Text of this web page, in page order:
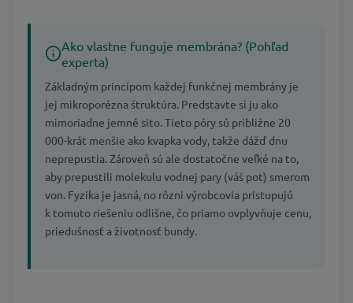
Ako vlastne funguje membrána? (Pohľad
experta)
Základným princípom každej funkčnej membrány je
jej mikroporézna štruktúra. Predstavte si ju ako
mimoriadne jemné sito. Tieto póry sú približne 20
000-krát menšie ako kvapka vody, takže dážď dnu
neprepustia. Zároveň sú ale dostatočne veľké na to,
aby prepustili molekulu vodnej pary (váš pot) smerom
von. Fyzika je jasná, no rôzni výrobcovia pristupujú
k tomuto riešeniu odlišne, čo priamo ovplyvňuje cenu,
priedušnosť a životnosť bundy.